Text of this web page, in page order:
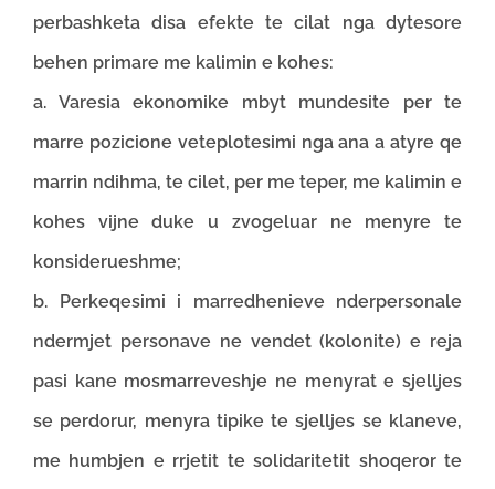
perbashketa disa efekte te cilat nga dytesore
behen primare me kalimin e kohes:
a. Varesia ekonomike mbyt mundesite per te
marre pozicione veteplotesimi nga ana a atyre qe
marrin ndihma, te cilet, per me teper, me kalimin e
kohes vijne duke u zvogeluar ne menyre te
konsiderueshme;
b. Perkeqesimi i marredhenieve nderpersonale
ndermjet personave ne vendet (kolonite) e reja
pasi kane mosmarreveshje ne menyrat e sjelljes
se perdorur, menyra tipike te sjelljes se klaneve,
me humbjen e rrjetit te solidaritetit shoqeror te